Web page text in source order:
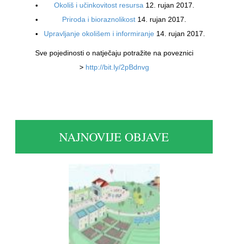
Okoliš i učinkovitost resursa 12. rujan 2017.
Priroda i bioraznolikost 14. rujan 2017.
Upravljanje okolišem i informiranje 14. rujan 2017.
Sve pojedinosti o natječaju potražite na poveznici
> http://bit.ly/2pBdnvg
NAJNOVIJE OBJAVE